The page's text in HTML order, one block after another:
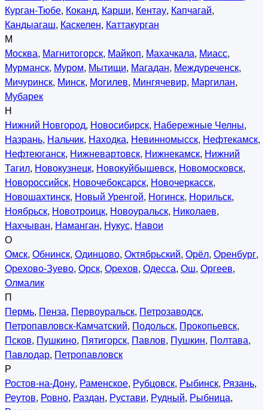
Курган-Тюбе, Коканд, Карши, Кентау, Капчагай,
Кандыагаш, Каскелен, Каттакурган
М
Москва, Магнитогорск, Майкоп, Махачкала, Миасс,
Мурманск, Муром, Мытищи, Магадан, Междуреченск,
Мичуринск, Минск, Могилев, Мингячевир, Маргилан,
Мубарек
Н
Нижний Новгород, Новосибирск, Набережные Челны,
Назрань, Нальчик, Находка, Невинномысск, Нефтекамск,
Нефтеюганск, Нижневартовск, Нижнекамск, Нижний
Тагил, Новокузнецк, Новокуйбышевск, Новомосковск,
Новороссийск, Новочебоксарск, Новочеркасск,
Новошахтинск, Новый Уренгой, Ногинск, Норильск,
Ноябрьск, Новотроицк, Новоуральск, Николаев,
Нахчыван, Наманган, Нукус, Навои
О
Омск, Обнинск, Одинцово, Октябрьский, Орёл, Оренбург,
Орехово-Зуево, Орск, Орехов, Одесса, Ош, Оргеев,
Олмалик
П
Пермь, Пенза, Первоуральск, Петрозаводск,
Петропавловск-Камчатский, Подольск, Прокопьевск,
Псков, Пушкино, Пятигорск, Павлов, Пушкин, Полтава,
Павлодар, Петропавловск
Р
Ростов-на-Дону, Раменское, Рубцовск, Рыбинск, Рязань,
Реутов, Ровно, Раздан, Рустави, Рудный, Рыбница,